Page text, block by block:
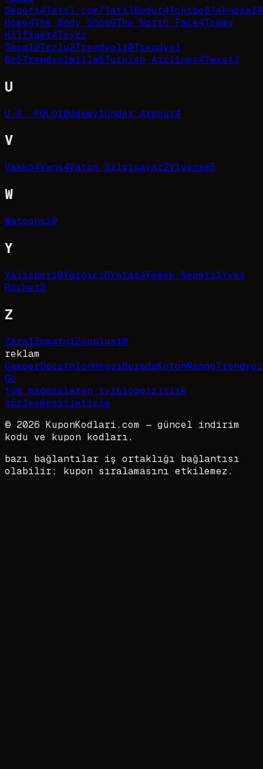
Sepeti4Tatil.com7TatilBudur4Tchibo8Teknosa10
Home4The Body Shop9The North Face4Tommy
Hilfiger4Toyzz
Shop10Tozlu2Trendyol10Trendyol
Go5Trendyolmilla5Turkish Airlines4Twist3
U
U.S. POLO10Udemy1Under Armour4
V
Vakko4Vans4Vatan Bilgisayar2Vivense5
W
Watsons10
Y
Yalıspor10Yargıcı6Yataş4Yemek Sepeti1Yves
Rocher2
Z
Zara1Zomato1Zooplus10
reklam
CamperDecathlonHepsiBuradaKotonMangoTrendyol
Go
tüm mağazalaren iyibloggizlilik
sözleşmesiiletişim
© 2026 KuponKodlari.com — güncel indirim
kodu ve kupon kodları.
bazı bağlantılar iş ortaklığı bağlantısı
olabilir; kupon sıralamasını etkilemez.